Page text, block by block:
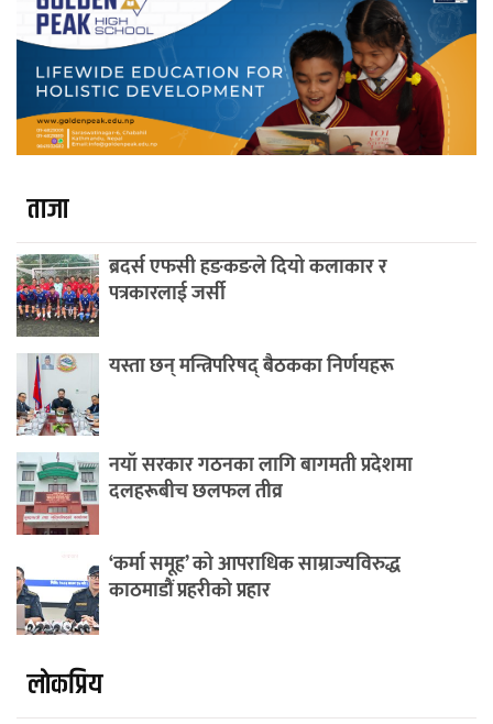
ताजा
ब्रदर्स एफसी हङकङले दियो कलाकार र
पत्रकारलाई जर्सी
यस्ता छन् मन्त्रिपरिषद् बैठकका निर्णयहरू
नयाँ सरकार गठनका लागि बागमती प्रदेशमा
दलहरूबीच छलफल तीव्र
‘कर्मा समूह’ को आपराधिक साम्राज्यविरुद्ध
काठमाडौं प्रहरीको प्रहार
लाेकप्रिय